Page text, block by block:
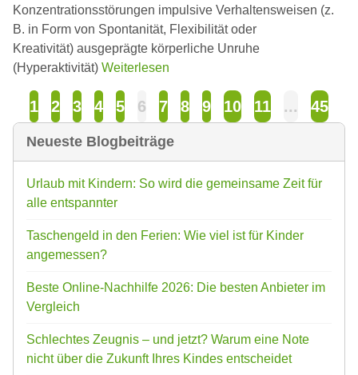
Konzentrationsstörungen impulsive Verhaltensweisen (z.
B. in Form von Spontanität, Flexibilität oder
Kreativität) ausgeprägte körperliche Unruhe
(Hyperaktivität) Weiterlesen
1 2 3 4 5 6 7 8 9 10 11 ... 45
Neueste Blogbeiträge
Urlaub mit Kindern: So wird die gemeinsame Zeit für
alle entspannter
Taschengeld in den Ferien: Wie viel ist für Kinder
angemessen?
Beste Online-Nachhilfe 2026: Die besten Anbieter im
Vergleich
Schlechtes Zeugnis – und jetzt? Warum eine Note
nicht über die Zukunft Ihres Kindes entscheidet